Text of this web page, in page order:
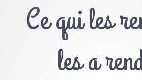
Ce qui les
les a